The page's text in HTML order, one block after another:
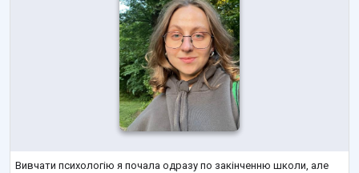
Вивчати психологію я почала одразу по закінченню школи, але